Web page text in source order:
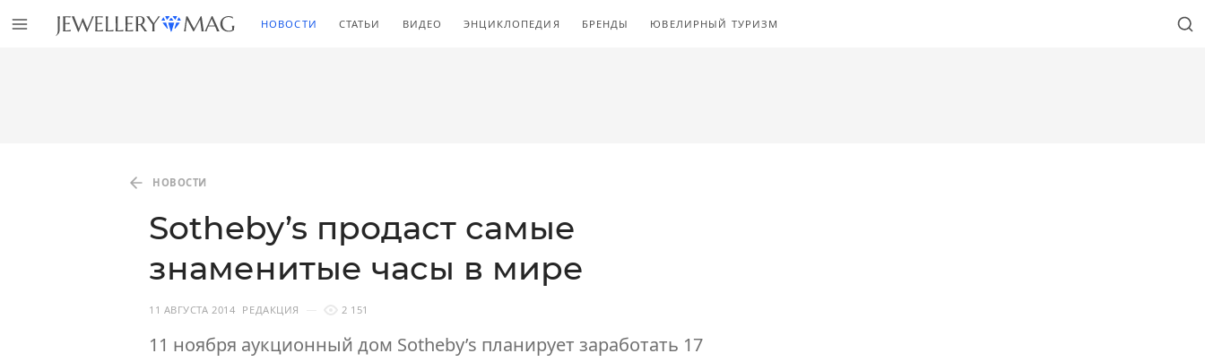
НОВОСТИ СТАТЬИ ВИДЕО ЭНЦИКЛОПЕДИЯ БРЕНДЫ ЮВЕЛИРНЫЙ ТУРИЗМ
НОВОСТИ
Sotheby’s продаст самые
знаменитые часы в мире
11 АВГУСТА 2014 РЕДАКЦИЯ 2 151
11 ноября аукционный дом Sotheby’s планирует заработать 17